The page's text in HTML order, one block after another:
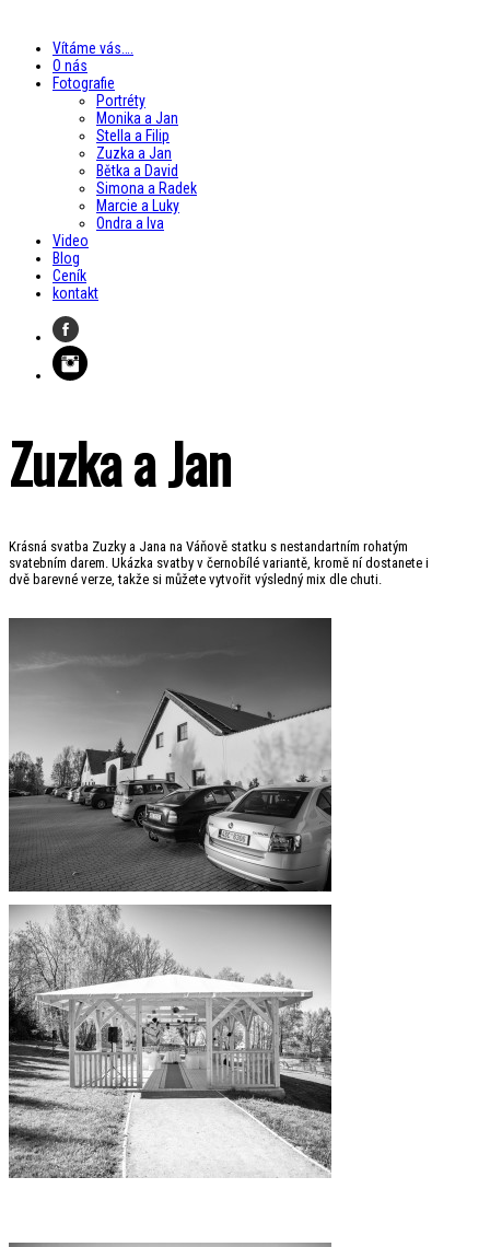
Vítáme vás….
O nás
Fotografie
Portréty
Monika a Jan
Stella a Filip
Zuzka a Jan
Bětka a David
Simona a Radek
Marcie a Luky
Ondra a Iva
Video
Blog
Ceník
kontakt
Zuzka a Jan
Krásná svatba Zuzky a Jana na Váňově statku s nestandartním rohatým
svatebním darem. Ukázka svatby v černobílé variantě, kromě ní dostanete i
dvě barevné verze, takže si můžete vytvořit výsledný mix dle chuti.